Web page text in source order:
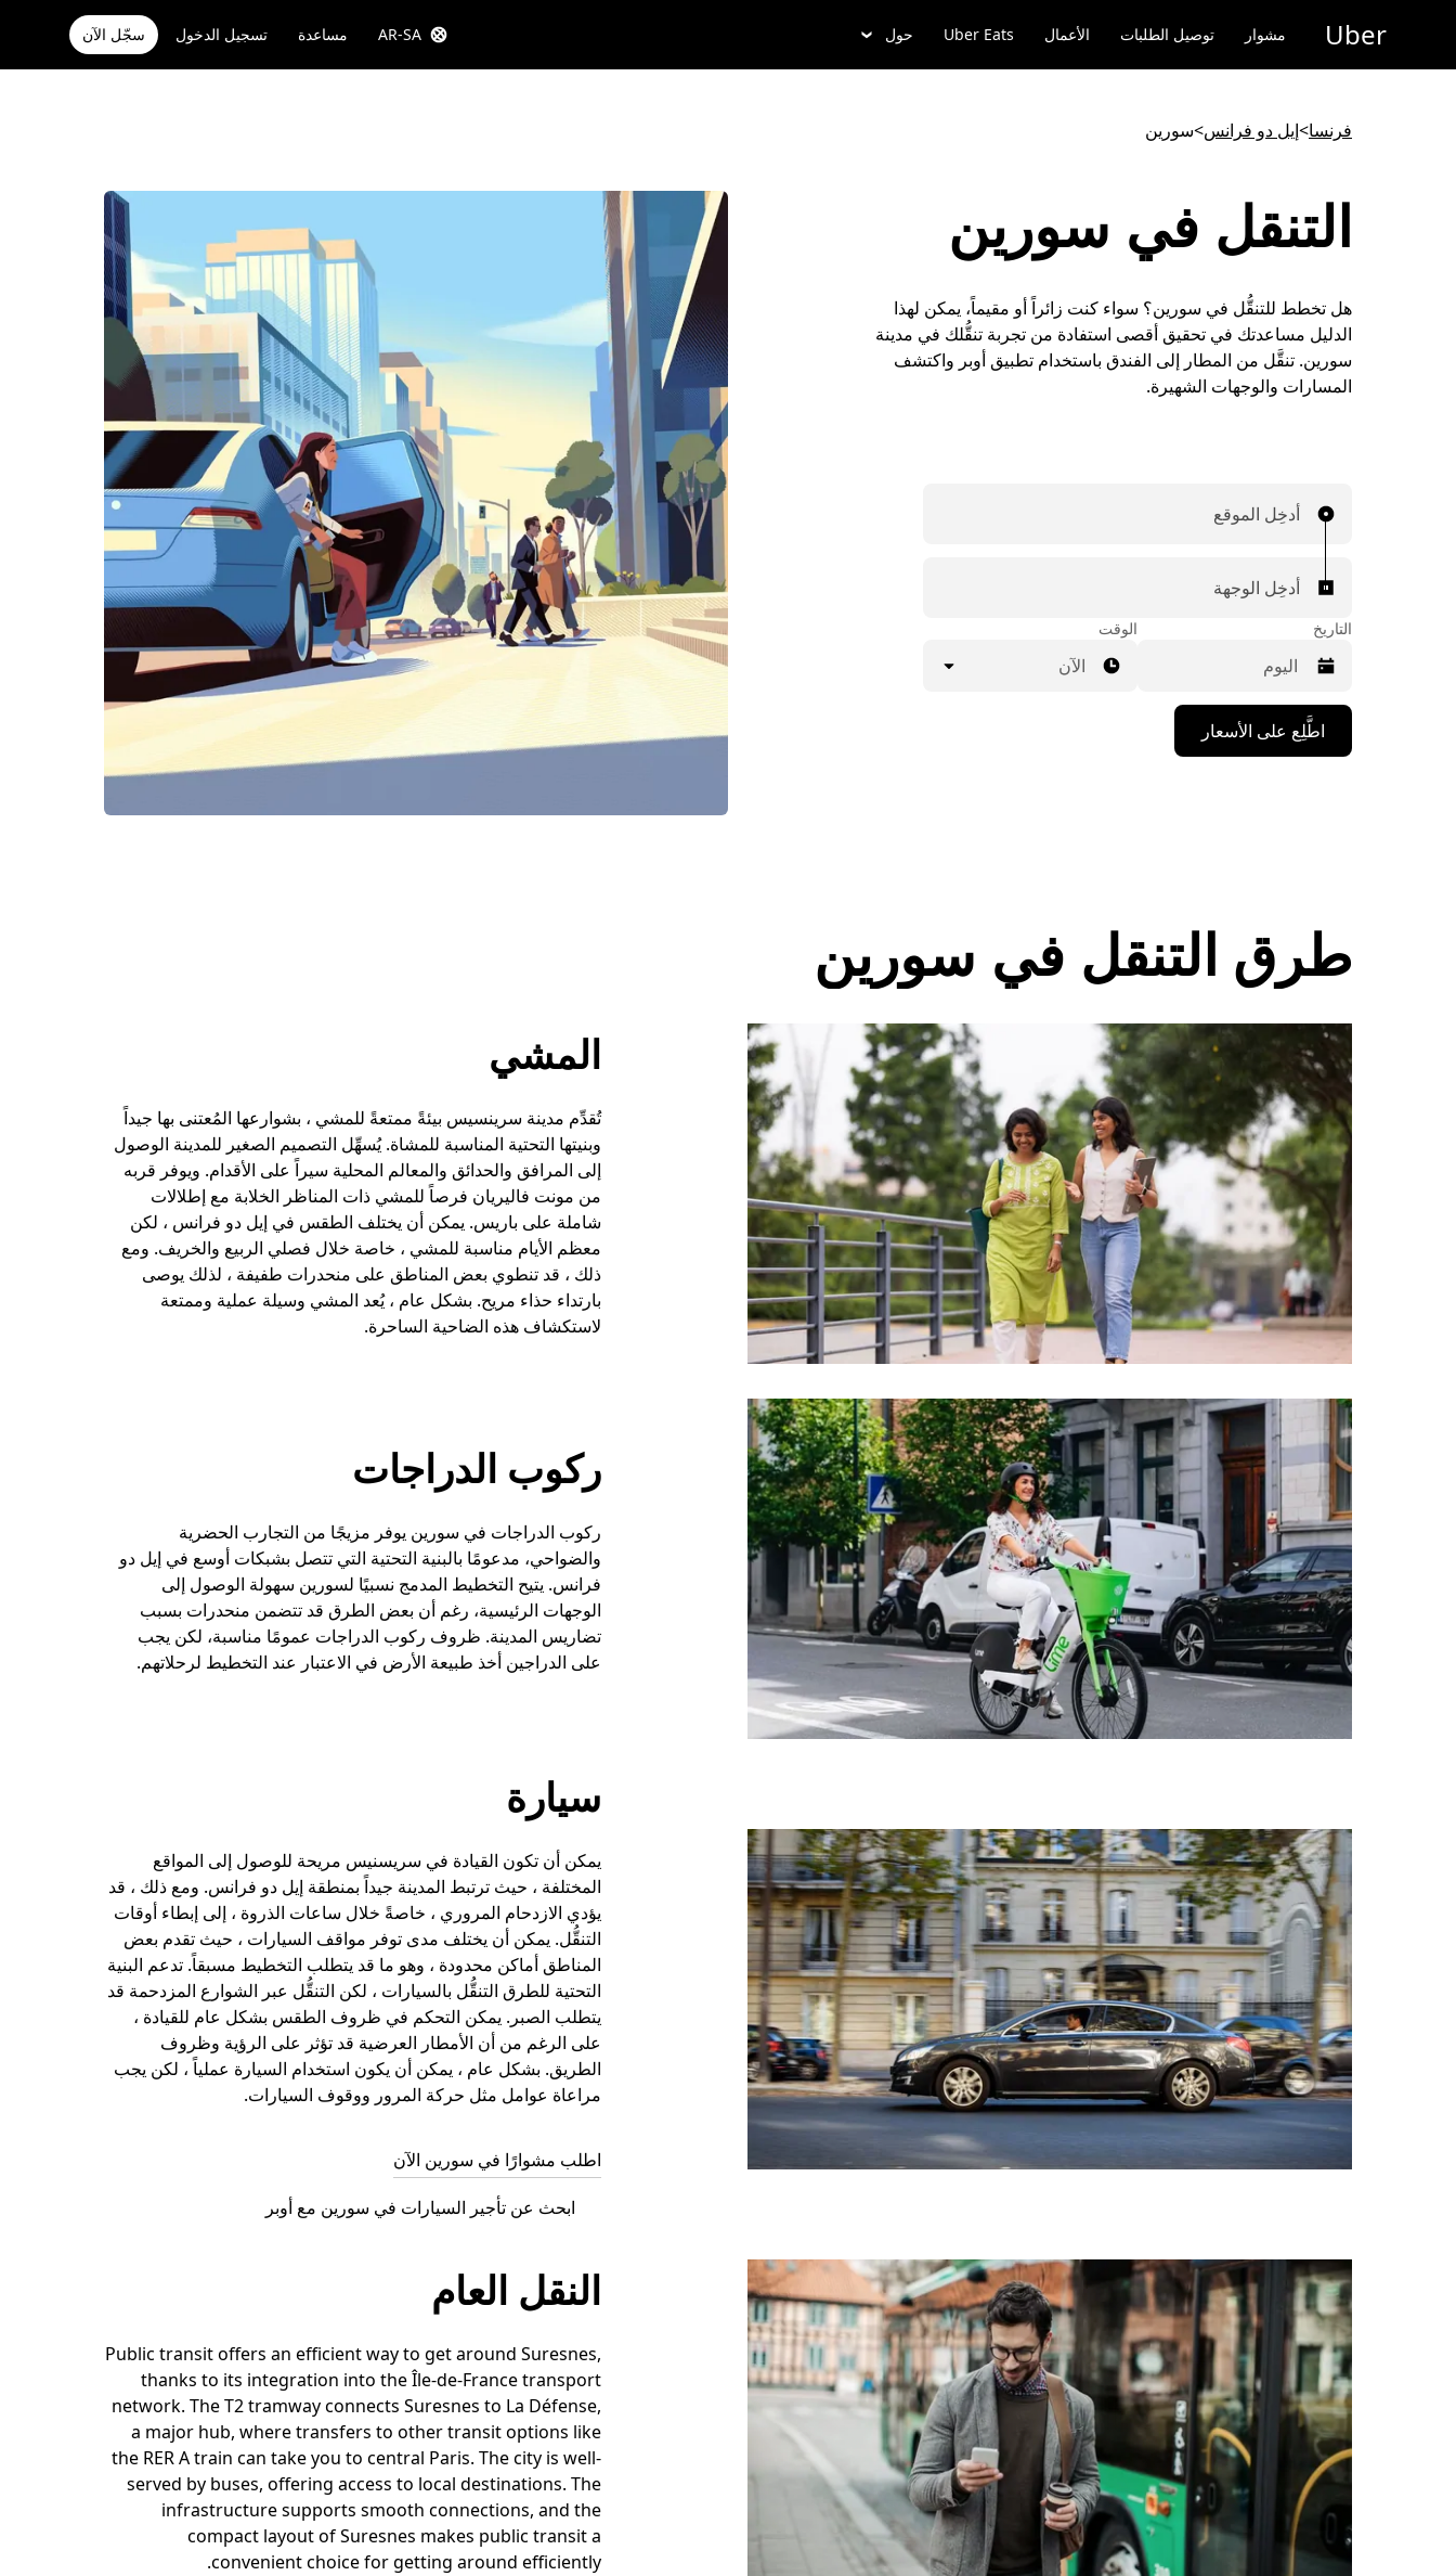
المحتوى
Uber مشوار توصيل الطلبات الأعمال Uber Eats حول AR-SA مساعدة تسجيل الدخول سجّل الآن
فرنسا>إيل دو فرانس>سورين
التنقل في سورين
هل تخطط للتنقُّل في سورين؟ سواء كنت زائراً أو مقيماً، يمكن لهذا
الدليل مساعدتك في تحقيق أقصى استفادة من تجربة تنقُّلك في مدينة
سورين. تنقَّل من المطار إلى الفندق باستخدام تطبيق أوبر واكتشف
المسارات والوجهات الشهيرة.
أدخِل الموقع
أدخِل الوجهة
التاريخ
اضغط
على
مفتاح
زر
التقويم.
الوقت
الآن
اطَّلِع على الأسعار
طرق التنقل في سورين
المشي
تُقدِّم مدينة سرينسيس بيئةً ممتعةً للمشي ، بشوارعها المُعتنى بها جيداً
وبنيتها التحتية المناسبة للمشاة. يُسهِّل التصميم الصغير للمدينة الوصول
إلى المرافق والحدائق والمعالم المحلية سيراً على الأقدام. ويوفر قربه
من مونت فاليريان فرصاً للمشي ذات المناظر الخلابة مع إطلالات
شاملة على باريس. يمكن أن يختلف الطقس في إيل دو فرانس ، لكن
معظم الأيام مناسبة للمشي ، خاصة خلال فصلي الربيع والخريف. ومع
ذلك ، قد تنطوي بعض المناطق على منحدرات طفيفة ، لذلك يوصى
بارتداء حذاء مريح. بشكل عام ، يُعد المشي وسيلة عملية وممتعة
لاستكشاف هذه الضاحية الساحرة.
ركوب الدراجات
ركوب الدراجات في سورين يوفر مزيجًا من التجارب الحضرية
والضواحي، مدعومًا بالبنية التحتية التي تتصل بشبكات أوسع في إيل دو
فرانس. يتيح التخطيط المدمج نسبيًا لسورين سهولة الوصول إلى
الوجهات الرئيسية، رغم أن بعض الطرق قد تتضمن منحدرات بسبب
تضاريس المدينة. ظروف ركوب الدراجات عمومًا مناسبة، لكن يجب
على الدراجين أخذ طبيعة الأرض في الاعتبار عند التخطيط لرحلاتهم.
سيارة
يمكن أن تكون القيادة في سريسنيس مريحة للوصول إلى المواقع
المختلفة ، حيث ترتبط المدينة جيداً بمنطقة إيل دو فرانس. ومع ذلك ، قد
يؤدي الازدحام المروري ، خاصةً خلال ساعات الذروة ، إلى إبطاء أوقات
التنقُّل. يمكن أن يختلف مدى توفر مواقف السيارات ، حيث تقدم بعض
المناطق أماكن محدودة ، وهو ما قد يتطلب التخطيط مسبقاً. تدعم البنية
التحتية للطرق التنقُّل بالسيارات ، لكن التنقُّل عبر الشوارع المزدحمة قد
يتطلب الصبر. يمكن التحكم في ظروف الطقس بشكل عام للقيادة ،
على الرغم من أن الأمطار العرضية قد تؤثر على الرؤية وظروف
الطريق. بشكل عام ، يمكن أن يكون استخدام السيارة عملياً ، لكن يجب
مراعاة عوامل مثل حركة المرور ووقوف السيارات.
اطلب مشوارًا في سورين الآن
ابحث عن تأجير السيارات في سورين مع أوبر
النقل العام
Public transit offers an efficient way to get around Suresnes,
thanks to its integration into the Île-de-France transport
network. The T2 tramway connects Suresnes to La Défense,
a major hub, where transfers to other transit options like
the RER A train can take you to central Paris. The city is well-
served by buses, offering access to local destinations. The
infrastructure supports smooth connections, and the
compact layout of Suresnes makes public transit a
convenient choice for getting around efficiently.